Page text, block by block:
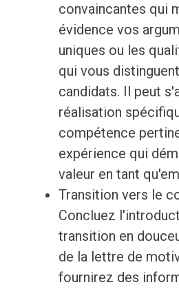
convaincantes qui
évidence vos
uniques ou les
qui vous
candidats. Il peut
réalisation
compétence
expérience qui
valeur en tant
Transition vers le
Concluez
transition en
de la lettre de
fournirez des